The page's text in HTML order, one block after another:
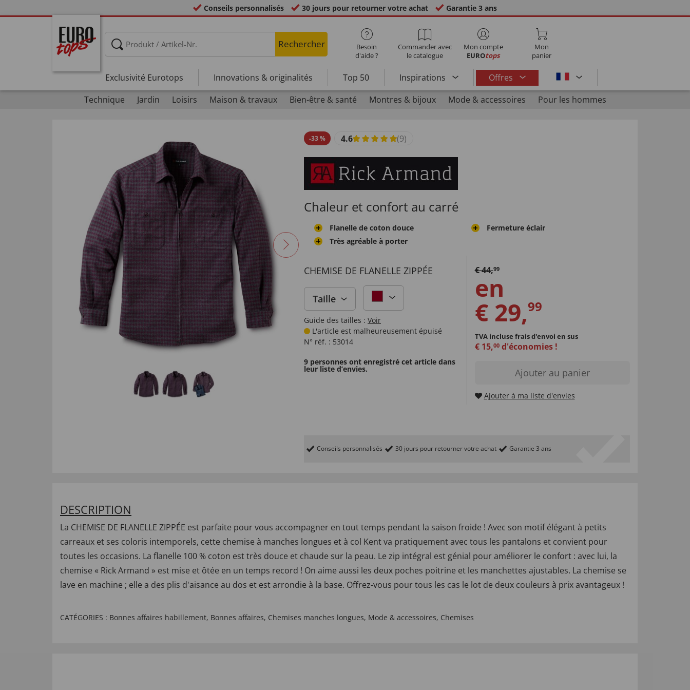
Conseils personnalisés 30 jours pour retourner votre achat Garantie 3 ans
Rechercher
Besoin
d'aide ?
Commander avec
le catalogue
Mon compte
EUROtops
Mon
panier
Exclusivité Eurotops Innovations & originalités Top 50 Inspirations
Offres
Technique
Jardin Loisirs Maison & travaux Bien-être & santé Montres & bijoux Mode & accessoires Pour les hommes
-33% 4.6 (9)
Chaleur et confort au carré
Flanelle de coton douce
Très agréable à porter
Fermeture éclair
CHEMISE DE FLANELLE ZIPPÉE
Taille
Guide des tailles : Voir
L'article est malheureusement épuisé
N° réf. : 53014
9 personnes ont enregistré cet article dans
leur liste d’envies.
€44,99
en
€ 29,99
TVA incluse frais d'envoi en sus
€ 15,00d'économies !
Ajouter au panier
Ajouter à ma liste d'envies
Conseils personnalisés 30 jours pour retourner votre achat Garantie 3 ans
DESCRIPTION
La CHEMISE DE FLANELLE ZIPPÉE est parfaite pour vous accompagner en tout temps pendant la saison froide ! Avec son motif élégant à petits
carreaux et ses coloris intemporels, cette chemise à manches longues et à col Kent va pratiquement avec tous les pantalons et convient pour
toutes les occasions. La flanelle 100 % coton est très douce et chaude sur la peau. Le zip intégral est génial pour améliorer le confort : avec lui, la
chemise « Rick Armand » est mise et ôtée en un temps record ! On aime aussi les deux poches poitrine et les manchettes ajustables. La chemise se
lave en machine ; elle a des plis d'aisance au dos et est arrondie à la base. Offrez-vous pour tous les cas le lot de deux couleurs à prix avantageux !
CATÉGORIES : Bonnes affaires habillement, Bonnes affaires, Chemises manches longues, Mode & accessoires, Chemises